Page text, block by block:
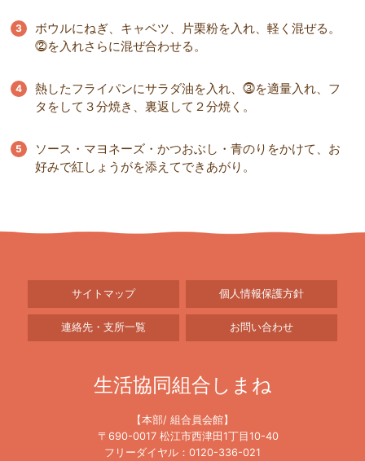
ボウルにねぎ、キャベツ、片栗粉を入れ、軽く混ぜる。
⓶を入れさらに混ぜ合わせる。
熱したフライパンにサラダ油を入れ、⓷を適量入れ、フ
タをして３分焼き、裏返して２分焼く。
ソース・マヨネーズ・かつおぶし・青のりをかけて、お
好みで紅しょうがを添えてできあがり。
サイトマップ 個人情報保護方針
連絡先・支所一覧 お問い合わせ
生活協同組合しまね
【本部/ 組合員会館】
〒690-0017 松江市西津田1丁目10-40
フリーダイヤル：0120-336-021